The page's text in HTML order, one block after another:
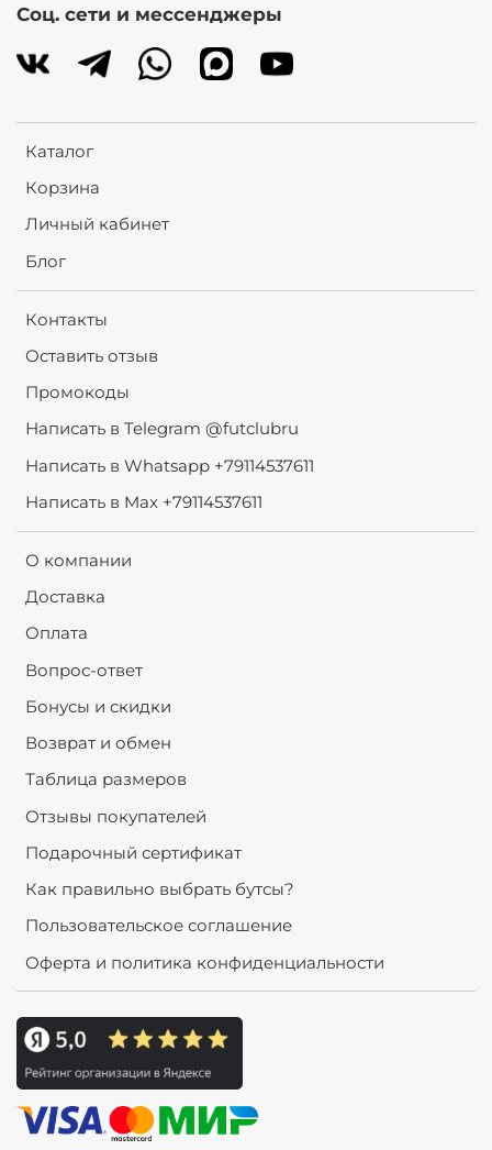
Каталог
Корзина
Личный кабинет
Блог
Контакты
Оставить отзыв
Промокоды
Написать в Telegram @futclubru
Написать в Whatsapp +79114537611
Написать в Max +79114537611
О компании
Доставка
Оплата
Вопрос-ответ
Бонусы и скидки
Возврат и обмен
Таблица размеров
Отзывы покупателей
Подарочный сертификат
Как правильно выбрать бутсы?
Пользовательское соглашение
Оферта и политика конфиденциальности
Соц. сети и мессенджеры